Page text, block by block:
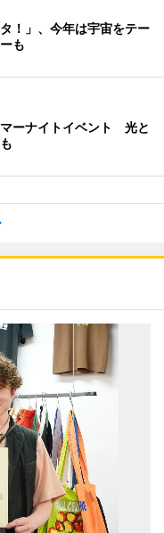
！」、今年は宇宙をテー
も
ーナイトイベント 光と